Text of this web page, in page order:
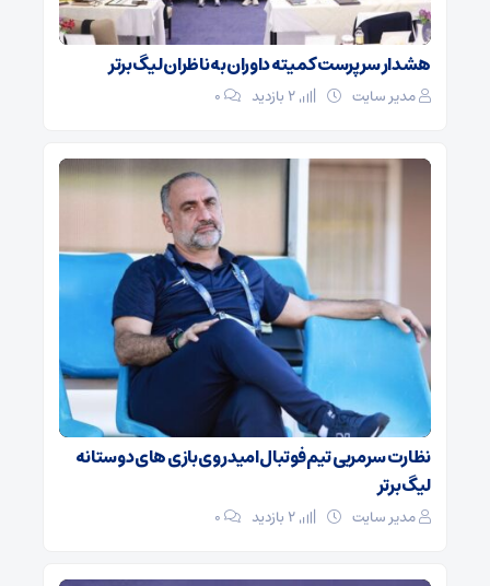
هشدار سرپرست ‌کمیته داوران به ناظران لیگ برتر
مدیر سایت ۰
نظارت سرمربی تیم‌ فوتبال امید روی بازی های دوستانه
لیگ برتر
مدیر سایت ۰